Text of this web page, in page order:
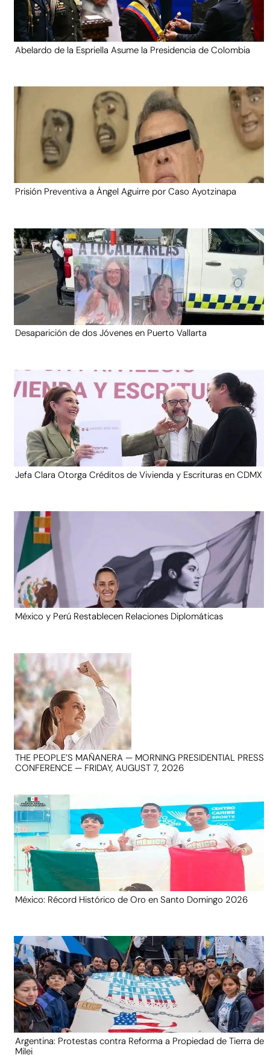
Abelardo de la Espriella Asume la Presidencia de Colombia
Prisión Preventiva a Ángel Aguirre por Caso Ayotzinapa
Desaparición de dos Jóvenes en Puerto Vallarta
Jefa Clara Otorga Créditos de Vivienda y Escrituras en CDMX
México y Perú Restablecen Relaciones Diplomáticas
THE PEOPLE’S MAÑANERA — MORNING PRESIDENTIAL PRESS
CONFERENCE — FRIDAY, AUGUST 7, 2026
México: Récord Histórico de Oro en Santo Domingo 2026
Argentina: Protestas contra Reforma a Propiedad de Tierra de
Milei